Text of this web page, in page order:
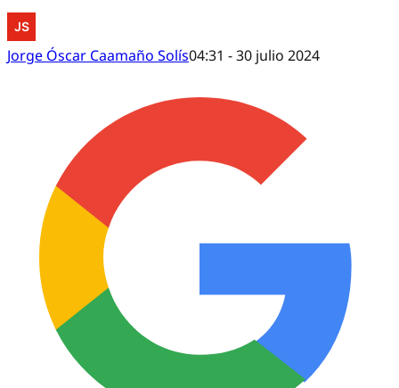
Jorge Óscar Caamaño Solís04:31 - 30 julio 2024